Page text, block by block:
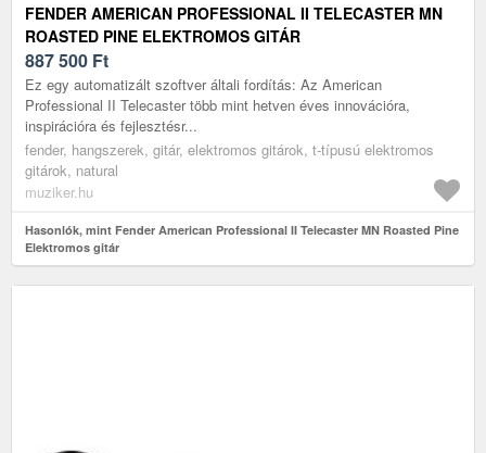
FENDER AMERICAN PROFESSIONAL II TELECASTER MN
ROASTED PINE ELEKTROMOS GITÁR
887 500 Ft
Ez egy automatizált szoftver általi fordítás: Az American
Professional II Telecaster több mint hetven éves innovációra,
inspirációra és fejlesztésr...
fender, hangszerek, gitár, elektromos gitárok, t-típusú elektromos
gitárok, natural
muziker.hu
Hasonlók, mint Fender American Professional II Telecaster MN Roasted Pine
Elektromos gitár